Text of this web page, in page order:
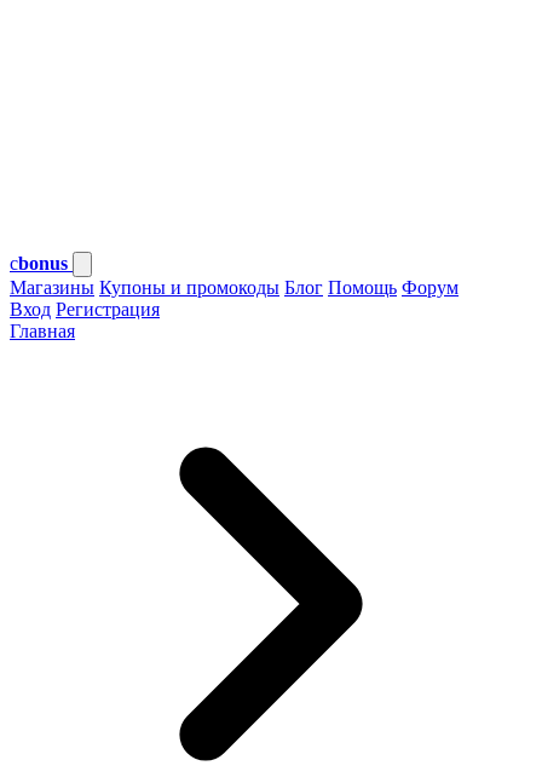
cbonus
Магазины Купоны и промокоды Блог Помощь Форум
Вход Регистрация
Главная